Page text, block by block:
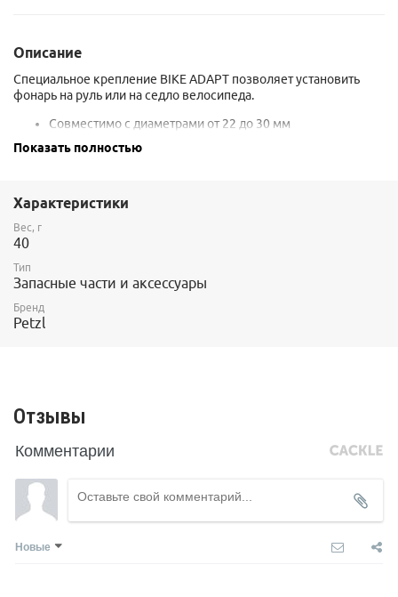
Описание
Специальное крепление BIKE ADAPT позволяет установить
фонарь на руль или на седло велосипеда.
Совместимо с диаметрами от 22 до 30 мм
ACTIK CORE, TACTIKKA, TACTIKKA +, TACTIKKA +RGB,
артикулаE074AA00)
Артикул: E000AA00
Вес: 40 г
Показать полностью
Характеристики
Вес, г
40
Тип
Запасные части и аксессуары
Бренд
Petzl
Отзывы
Комментарии
Новые